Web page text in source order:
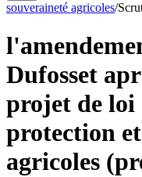
souveraineté agricoles/
Dufosset
projet de loi
protection
agricoles